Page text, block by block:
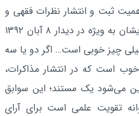
ثبت و انتشار نظرات فقهی و
حقوقی این نهاد تأکید کرده‌اند. ایشان به ویژه در دیدار ۸ آبان ۱۳۹۲
چیز خوبی است… اگر دو یا سه
است که در انتشار مذاکرات،
می‌شود یک مستند؛ این سوابق
تقویت علمی است برای آرای